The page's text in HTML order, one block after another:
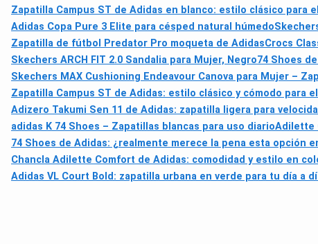
Zapatilla Campus ST de Adidas en blanco: estilo clásico para
Adidas Copa Pure 3 Elite para césped natural húmedo
Zapatilla de fútbol Predator Pro moqueta de AdidasCrocs
Skechers ARCH FIT 2.0 Sandalia para Mujer, Negro74 Shoes
Skechers MAX Cushioning Endeavour Canova para Mujer –
Zapatilla Campus ST de Adidas: estilo clásico y cómodo para
Adizero Takumi Sen 11 de Adidas: zapatilla ligera para
adidas K 74 Shoes – Zapatillas blancas para uso diarioAdilette
74 Shoes de Adidas: ¿realmente merece la pena esta opción
Chancla Adilette Comfort de Adidas: comodidad y estilo en
Adidas VL Court Bold: zapatilla urbana en verde para tu día a